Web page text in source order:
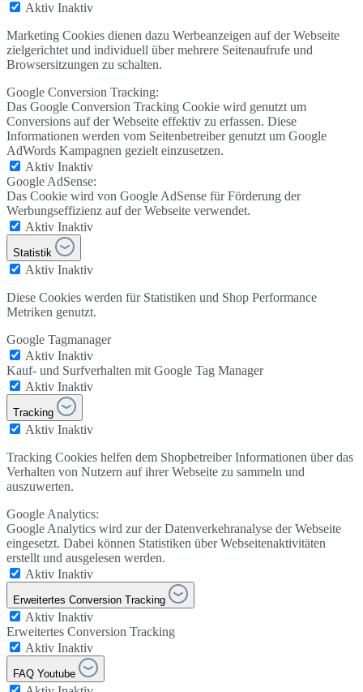
Aktiv Inaktiv
Marketing Cookies dienen dazu Werbeanzeigen auf der Webseite
zielgerichtet und individuell über mehrere Seitenaufrufe und
Browsersitzungen zu schalten.
Google Conversion Tracking:
Das Google Conversion Tracking Cookie wird genutzt um
Conversions auf der Webseite effektiv zu erfassen. Diese
Informationen werden vom Seitenbetreiber genutzt um Google
AdWords Kampagnen gezielt einzusetzen.
Aktiv Inaktiv
Google AdSense:
Das Cookie wird von Google AdSense für Förderung der
Werbungseffizienz auf der Webseite verwendet.
Aktiv Inaktiv
Statistik
Aktiv Inaktiv
Diese Cookies werden für Statistiken und Shop Performance
Metriken genutzt.
Google Tagmanager
Aktiv Inaktiv
Kauf- und Surfverhalten mit Google Tag Manager
Aktiv Inaktiv
Tracking
Aktiv Inaktiv
Tracking Cookies helfen dem Shopbetreiber Informationen über das
Verhalten von Nutzern auf ihrer Webseite zu sammeln und
auszuwerten.
Google Analytics:
Google Analytics wird zur der Datenverkehranalyse der Webseite
eingesetzt. Dabei können Statistiken über Webseitenaktivitäten
erstellt und ausgelesen werden.
Aktiv Inaktiv
Erweitertes Conversion Tracking
Aktiv Inaktiv
Erweitertes Conversion Tracking
Aktiv Inaktiv
FAQ Youtube